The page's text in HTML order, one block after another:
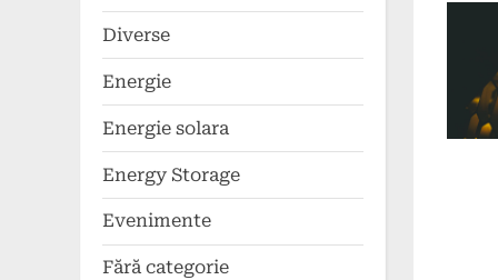
Diverse
Energie
Energie solara
Energy Storage
Evenimente
Fără categorie